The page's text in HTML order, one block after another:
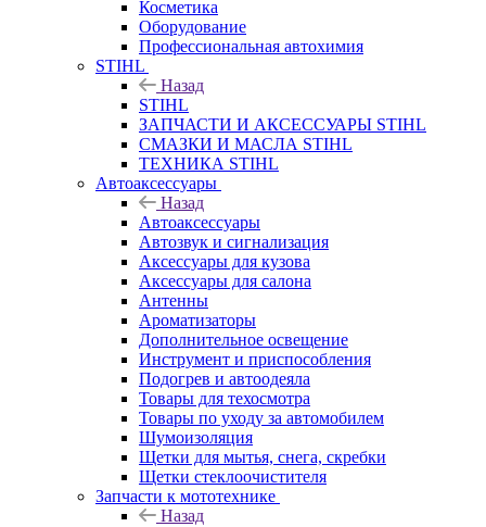
Косметика
Оборудование
Профессиональная автохимия
STIHL
Назад
STIHL
ЗАПЧАСТИ И АКСЕССУАРЫ STIHL
СМАЗКИ И МАСЛА STIHL
ТЕХНИКА STIHL
Автоаксессуары
Назад
Автоаксессуары
Автозвук и сигнализация
Аксессуары для кузова
Аксессуары для салона
Антенны
Ароматизаторы
Дополнительное освещение
Инструмент и приспособления
Подогрев и автоодеяла
Товары для техосмотра
Товары по уходу за автомобилем
Шумоизоляция
Щетки для мытья, снега, скребки
Щетки стеклоочистителя
Запчасти к мототехнике
Назад